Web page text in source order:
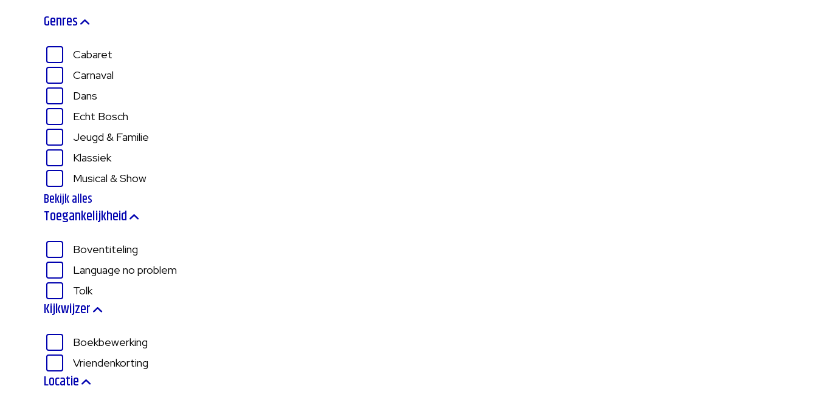
Genres
Cabaret
Carnaval
Dans
Echt Bosch
Jeugd & Familie
Klassiek
Musical & Show
Bekijk alles
Toegankelijkheid
Boventiteling
Language no problem
Tolk
Kijkwijzer
Boekbewerking
Vriendenkorting
Locatie